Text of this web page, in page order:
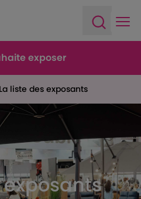
exposer
La liste des exposants
exposants